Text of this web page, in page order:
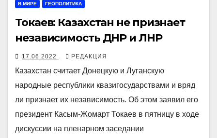
В МИРЕ ГЕОПОЛИТИКА
Токаев: Казахстан не признает
независимость ДНР и ЛНР
17.06.2022 РЕДАКЦИЯ
Казахстан считает Донецкую и Луганскую
народные республики квазигосударствами и вряд
ли признает их независимость. Об этом заявил его
президент Касым-Жомарт Токаев в пятницу в ходе
дискуссии на пленарном заседании